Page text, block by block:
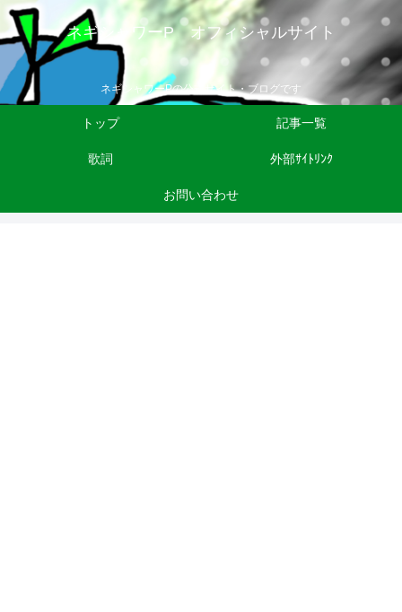
ネギシャワーP オフィシャルサイト
ネギシャワーPの公式サイト・ブログです
トップ 記事一覧
歌詞 外部ｻｲﾄﾘﾝｸ
お問い合わせ